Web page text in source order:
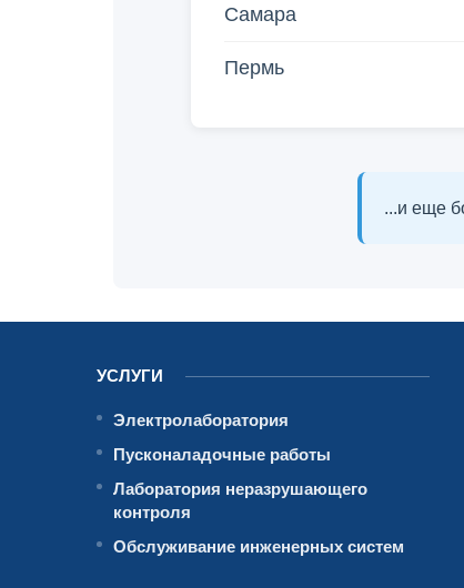
Самара
Пермь
...и еще
УСЛУГИ
Электролаборатория
Пусконаладочные работы
Лаборатория неразрушающего
контроля
Обслуживание инженерных систем